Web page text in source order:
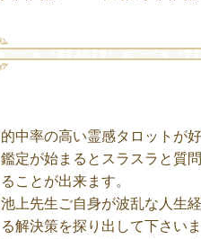
的中率の高い霊感タロットが
鑑定が始まるとスラスラと質
ることが出来ます。
池上先生ご自身が波乱な人生
る解決策を探り出して下さいま